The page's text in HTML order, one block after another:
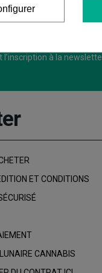
des conseils
à la
ET CONDITIONS
CANNABIS